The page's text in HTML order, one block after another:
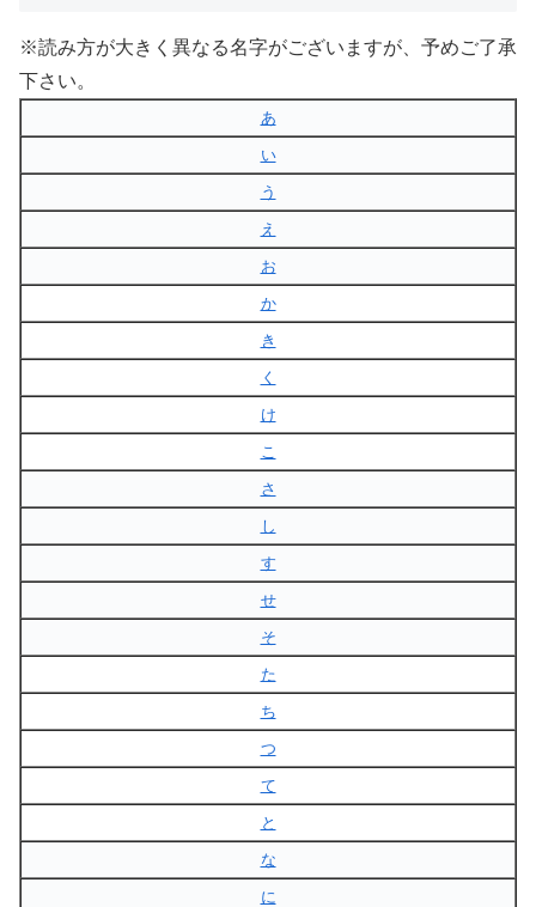
※読み方が大きく異なる名字がございますが、予めご了承
下さい。
あ
い
う
え
お
か
き
く
け
こ
さ
し
す
せ
そ
た
ち
つ
て
と
な
に